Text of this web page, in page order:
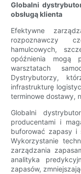
Globalni
obsługą klienta
Efektywne
rozpoznawczy
hamulcowych,
opóźnienia mogą
warsztatach
Dystrybutorzy,
infrastrukturę
terminowe dostawy,
Globalni
producentami i
buforować zapasy i
Wykorzystanie
zarządzania
analityka
zapasów,